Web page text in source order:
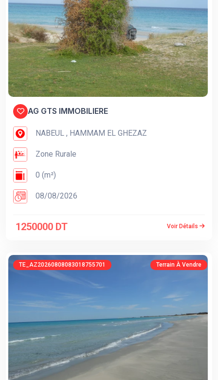
AG GTS IMMOBILIERE
NABEUL , HAMMAM EL GHEZAZ
Zone Rurale
0 (m²)
08/08/2026
1250000 DT Voir Détails
TE_AZ20260808083018755701 Terrain À Vendre